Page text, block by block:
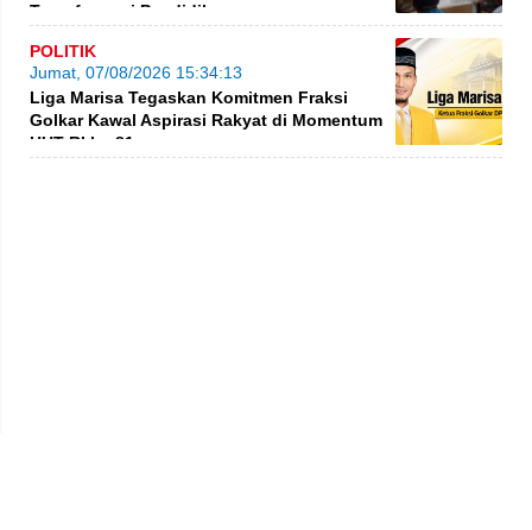
Transformasi Pendidikan
POLITIK
Jumat, 07/08/2026 15:34:13
Liga Marisa Tegaskan Komitmen Fraksi
Golkar Kawal Aspirasi Rakyat di Momentum
HUT RI ke-81